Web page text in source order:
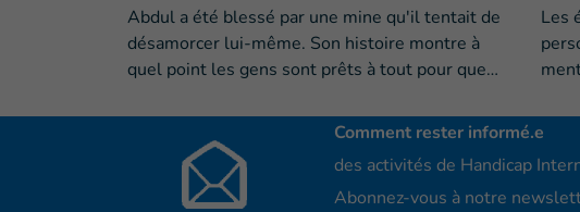
Abdul a été blessé par une mine qu'il tentait de
désamorcer lui-même. Son histoire montre à
quel point les gens sont prêts à tout pour que…
Les
Comment rester informé.e
des activités de Handicap
Abonnez-vous à notre